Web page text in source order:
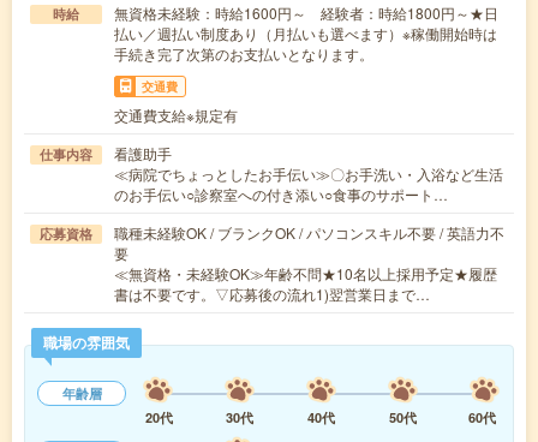
時給
無資格未経験：時給1600円～ 経験者：時給1800円～★日
払い／週払い制度あり（月払いも選べます）※稼働開始時は
手続き完了次第のお支払いとなります。
交通費
交通費支給※規定有
仕事内容
看護助手
≪病院でちょっとしたお手伝い≫〇お手洗い・入浴など生活
のお手伝い○診察室への付き添い○食事のサポート…
応募資格
職種未経験OK / ブランクOK / パソコンスキル不要 / 英語力不
要
≪無資格・未経験OK≫年齢不問★10名以上採用予定★履歴
書は不要です。▽応募後の流れ1)翌営業日まで…
職場の雰囲気
年齢層
20代
30代 40代 50代
60代